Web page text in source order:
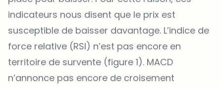
indicateurs nous disent que le prix est
susceptible de baisser davantage. L’indice de
force relative (RSI) n’est pas encore en
territoire de survente (figure 1). MACD
n’annonce pas encore de croisement